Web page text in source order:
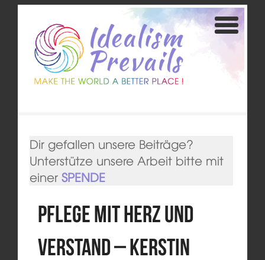
Dir gefallen unsere Beiträge?
Unterstütze unsere Arbeit bitte mit
einer SPENDE
Pflege mit Herz und
Verstand – Kerstin